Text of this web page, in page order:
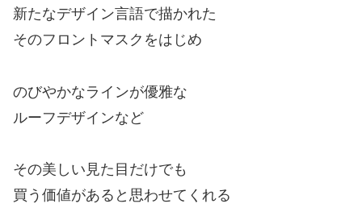
新たなデザイン言語で描かれた
そのフロントマスクをはじめ
のびやかなラインが優雅な
ルーフデザインなど
その美しい見た目だけでも
買う価値があると思わせてくれる